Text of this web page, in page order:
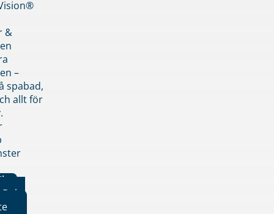
&
–
spabad,
allt för
Boka